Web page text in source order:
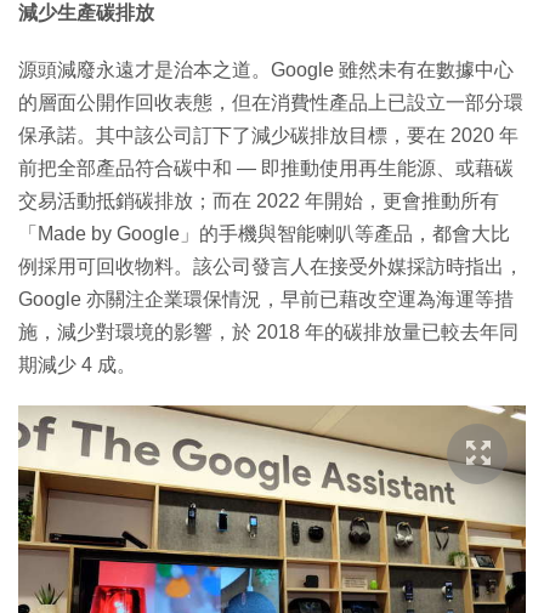
減少生產碳排放
源頭減廢永遠才是治本之道。Google 雖然未有在數據中心
的層面公開作回收表態，但在消費性產品上已設立一部分環
保承諾。其中該公司訂下了減少碳排放目標，要在 2020 年
前把全部產品符合碳中和 — 即推動使用再生能源、或藉碳
交易活動抵銷碳排放；而在 2022 年開始，更會推動所有
「Made by Google」的手機與智能喇叭等產品，都會大比
例採用可回收物料。該公司發言人在接受外媒採訪時指出，
Google 亦關注企業環保情況，早前已藉改空運為海運等措
施，減少對環境的影響，於 2018 年的碳排放量已較去年同
期減少 4 成。